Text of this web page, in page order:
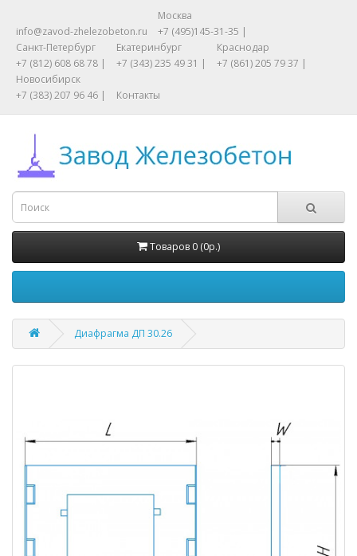
info@zavod-zhelezobeton.ru
Москва
+7 (495)145-31-35 |
Санкт-Петербург
+7 (812) 608 68 78 |
Екатеринбург
+7 (343) 235 49 31 |
Краснодар
+7 (861) 205 79 37 |
Новосибирск
+7 (383) 207 96 46 |
Контакты
Товаров 0 (0р.)
Диафрагма ДП 30.26